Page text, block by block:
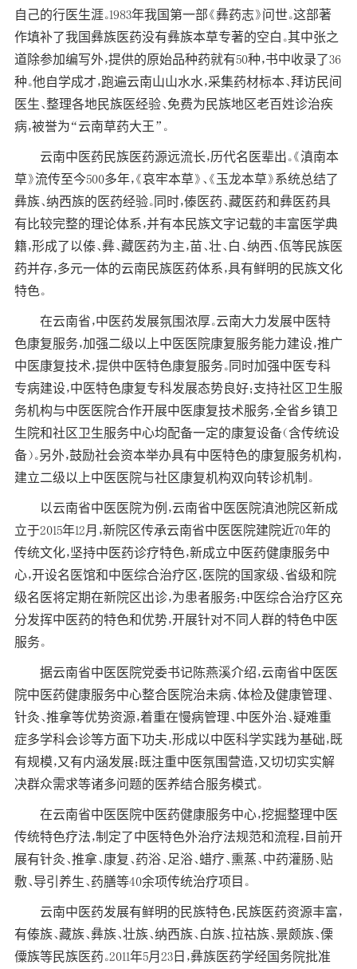
自己的行医生涯。1983年我国第一部《彝药志》问世。这部著
作填补了我国彝族医药没有彝族本草专著的空白。其中张之
道除参加编写外，提供的原始品种药就有50种，书中收录了36
种。他自学成才，跑遍云南山山水水，采集药材标本、拜访民间
医生、整理各地民族医经验、免费为民族地区老百姓诊治疾
病，被誉为“云南草药大王”。
云南中医药民族医药源远流长，历代名医辈出。《滇南本
草》流传至今500多年，《哀牢本草》、《玉龙本草》系统总结了
彝族、纳西族的医药经验。同时，傣医药、藏医药和彝医药具
有比较完整的理论体系，并有本民族文字记载的丰富医学典
籍，形成了以傣、彝、藏医药为主，苗、壮、白、纳西、佤等民族医
药并存，多元一体的云南民族医药体系，具有鲜明的民族文化
特色。
在云南省，中医药发展氛围浓厚。云南大力发展中医特
色康复服务，加强二级以上中医医院康复服务能力建设，推广
中医康复技术，提供中医特色康复服务。同时加强中医专科
专病建设，中医特色康复专科发展态势良好；支持社区卫生服
务机构与中医医院合作开展中医康复技术服务，全省乡镇卫
生院和社区卫生服务中心均配备一定的康复设备（含传统设
备）。另外，鼓励社会资本举办具有中医特色的康复服务机构，
建立二级以上中医医院与社区康复机构双向转诊机制。
以云南省中医医院为例，云南省中医医院滇池院区新成
立于2015年12月，新院区传承云南省中医医院建院近70年的
传统文化，坚持中医药诊疗特色，新成立中医药健康服务中
心，开设名医馆和中医综合治疗区，医院的国家级、省级和院
级名医将定期在新院区出诊，为患者服务；中医综合治疗区充
分发挥中医药的特色和优势，开展针对不同人群的特色中医
服务。
据云南省中医医院党委书记陈燕溪介绍，云南省中医医
院中医药健康服务中心整合医院治未病、体检及健康管理、
针灸、推拿等优势资源，着重在慢病管理、中医外治、疑难重
症多学科会诊等方面下功夫，形成以中医科学实践为基础，既
有规模，又有内涵发展；既注重中医氛围营造，又切切实实解
决群众需求等诸多问题的医养结合服务模式。
在云南省中医医院中医药健康服务中心，挖掘整理中医
传统特色疗法，制定了中医特色外治疗法规范和流程，目前开
展有针灸、推拿、康复、药浴、足浴、蜡疗、熏蒸、中药灌肠、贴
敷、导引养生、药膳等40余项传统治疗项目。
云南中医药发展有鲜明的民族特色，民族医药资源丰富，
有傣族、藏族、彝族、壮族、纳西族、白族、拉祜族、景颇族、傈
僳族等民族医药。2011年5月23日，彝族医药学经国务院批准